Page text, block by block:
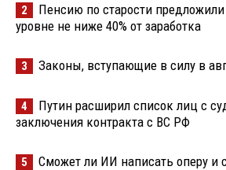
2
Пенсию по старости
уровне не ниже 40% от заработка
3 Законы, вступающие в силу в
4
Путин расширил список лиц с
заключения контракта с ВС РФ
5 Сможет ли ИИ написать оперу и